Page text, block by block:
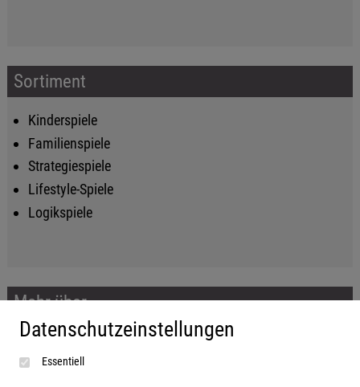
Sortiment
Kinderspiele
Familienspiele
Strategiespiele
Lifestyle-Spiele
Logikspiele
Mehr über...
Impressum
AGB
Datenschutzeinstellungen
Essentiell